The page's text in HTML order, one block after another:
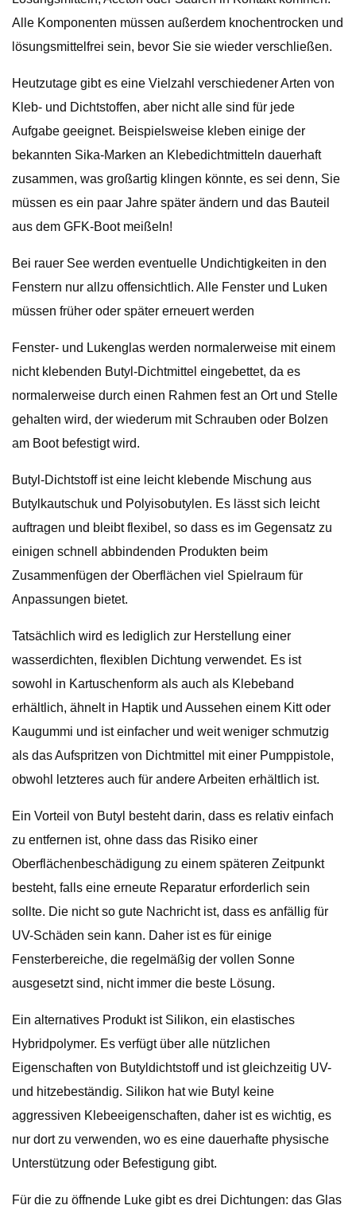
Alle Komponenten müssen außerdem knochentrocken und
lösungsmittelfrei sein, bevor Sie sie wieder verschließen.
Heutzutage gibt es eine Vielzahl verschiedener Arten von
Kleb- und Dichtstoffen, aber nicht alle sind für jede
Aufgabe geeignet. Beispielsweise kleben einige der
bekannten Sika-Marken an Klebedichtmitteln dauerhaft
zusammen, was großartig klingen könnte, es sei denn, Sie
müssen es ein paar Jahre später ändern und das Bauteil
aus dem GFK-Boot meißeln!
Bei rauer See werden eventuelle Undichtigkeiten in den
Fenstern nur allzu offensichtlich. Alle Fenster und Luken
müssen früher oder später erneuert werden
Fenster- und Lukenglas werden normalerweise mit einem
nicht klebenden Butyl-Dichtmittel eingebettet, da es
normalerweise durch einen Rahmen fest an Ort und Stelle
gehalten wird, der wiederum mit Schrauben oder Bolzen
am Boot befestigt wird.
Butyl-Dichtstoff ist eine leicht klebende Mischung aus
Butylkautschuk und Polyisobutylen. Es lässt sich leicht
auftragen und bleibt flexibel, so dass es im Gegensatz zu
einigen schnell abbindenden Produkten beim
Zusammenfügen der Oberflächen viel Spielraum für
Anpassungen bietet.
Tatsächlich wird es lediglich zur Herstellung einer
wasserdichten, flexiblen Dichtung verwendet. Es ist
sowohl in Kartuschenform als auch als Klebeband
erhältlich, ähnelt in Haptik und Aussehen einem Kitt oder
Kaugummi und ist einfacher und weit weniger schmutzig
als das Aufspritzen von Dichtmittel mit einer Pumppistole,
obwohl letzteres auch für andere Arbeiten erhältlich ist.
Ein Vorteil von Butyl besteht darin, dass es relativ einfach
zu entfernen ist, ohne dass das Risiko einer
Oberflächenbeschädigung zu einem späteren Zeitpunkt
besteht, falls eine erneute Reparatur erforderlich sein
sollte. Die nicht so gute Nachricht ist, dass es anfällig für
UV-Schäden sein kann. Daher ist es für einige
Fensterbereiche, die regelmäßig der vollen Sonne
ausgesetzt sind, nicht immer die beste Lösung.
Ein alternatives Produkt ist Silikon, ein elastisches
Hybridpolymer. Es verfügt über alle nützlichen
Eigenschaften von Butyldichtstoff und ist gleichzeitig UV-
und hitzebeständig. Silikon hat wie Butyl keine
aggressiven Klebeeigenschaften, daher ist es wichtig, es
nur dort zu verwenden, wo es eine dauerhafte physische
Unterstützung oder Befestigung gibt.
Für die zu öffnende Luke gibt es drei Dichtungen: das Glas